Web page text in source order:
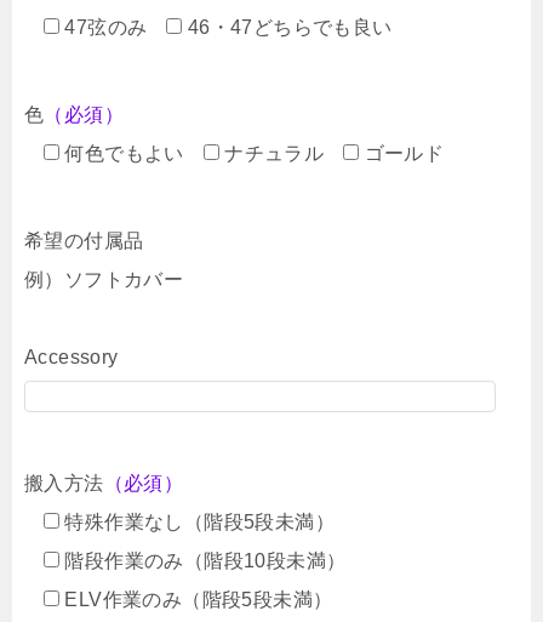
47弦のみ
46・47どちらでも良い
色 （必須）
何色でもよい
ナチュラル ゴールド
希望の付属品
例）ソフトカバー
Accessory
搬入方法 （必須）
特殊作業なし（階段5段未満）
階段作業のみ（階段10段未満）
ELV作業のみ（階段5段未満）